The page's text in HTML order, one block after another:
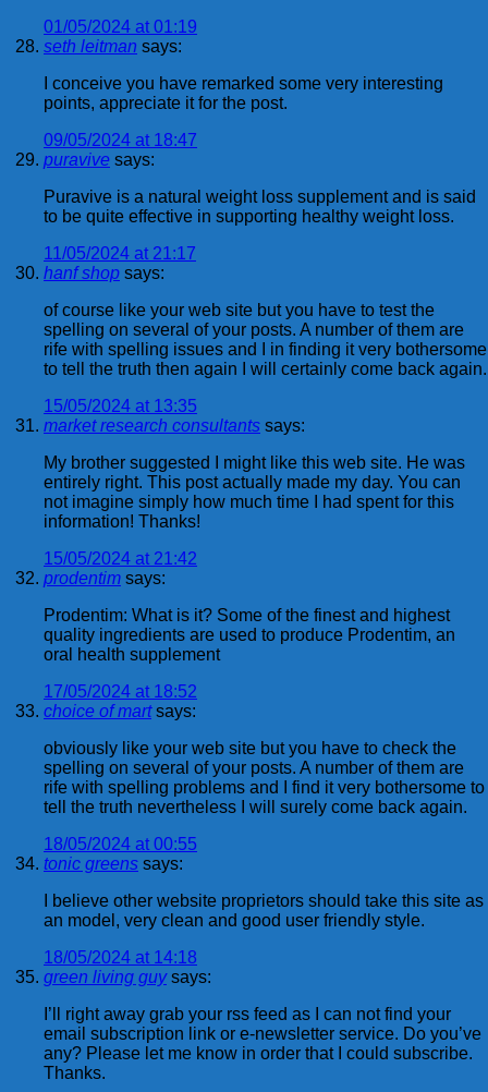
01/05/2024 at 01:19
seth leitman says:
I conceive you have remarked some very interesting
points, appreciate it for the post.
09/05/2024 at 18:47
puravive says:
Puravive is a natural weight loss supplement and is said
to be quite effective in supporting healthy weight loss.
11/05/2024 at 21:17
hanf shop says:
of course like your web site but you have to test the
spelling on several of your posts. A number of them are
rife with spelling issues and I in finding it very bothersome
to tell the truth then again I will certainly come back again.
15/05/2024 at 13:35
market research consultants says:
My brother suggested I might like this web site. He was
entirely right. This post actually made my day. You can
not imagine simply how much time I had spent for this
information! Thanks!
15/05/2024 at 21:42
prodentim says:
Prodentim: What is it? Some of the finest and highest
quality ingredients are used to produce Prodentim, an
oral health supplement
17/05/2024 at 18:52
choice of mart says:
obviously like your web site but you have to check the
spelling on several of your posts. A number of them are
rife with spelling problems and I find it very bothersome to
tell the truth nevertheless I will surely come back again.
18/05/2024 at 00:55
tonic greens says:
I believe other website proprietors should take this site as
an model, very clean and good user friendly style.
18/05/2024 at 14:18
green living guy says:
I’ll right away grab your rss feed as I can not find your
email subscription link or e-newsletter service. Do you’ve
any? Please let me know in order that I could subscribe.
Thanks.